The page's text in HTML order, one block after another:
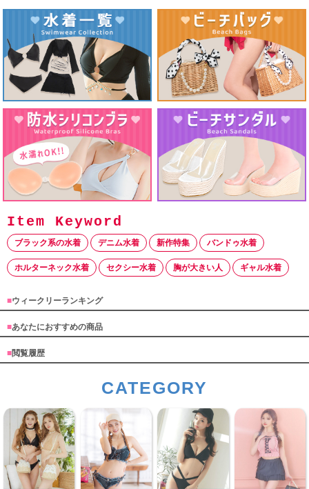
ブラック系の水着 デニム水着 新作特集 バンドゥ水着
ホルターネック水着 セクシー水着 胸が大きい人 ギャル水着
■ウィークリーランキング
■あなたにおすすめの商品
■閲覧履歴
CATEGORY